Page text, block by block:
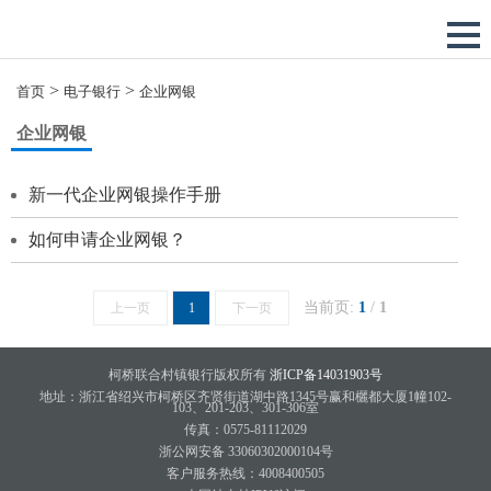
首页 > 电子银行 > 企业网银
企业网银
新一代企业网银操作手册
如何申请企业网银？
上一页 1 下一页 当前页: 1 / 1
柯桥联合村镇银行版权所有 浙ICP备14031903号
地址：浙江省绍兴市柯桥区齐贤街道湖中路1345号赢和欐都大厦1幢102-
103、201-203、301-306室
传真：0575-81112029
浙公网安备 33060302000104号
客户服务热线：4008400505